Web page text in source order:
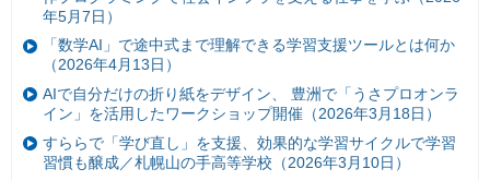
年5月7日）
「数学AI」で途中式まで理解できる学習支援ツールとは何か
（2026年4月13日）
AIで自分だけの折り紙をデザイン、 豊洲で「うさプロオンラ
イン」を活用したワークショップ開催（2026年3月18日）
すららで「学び直し」を支援、効果的な学習サイクルで学習
習慣も醸成／札幌山の手高等学校（2026年3月10日）